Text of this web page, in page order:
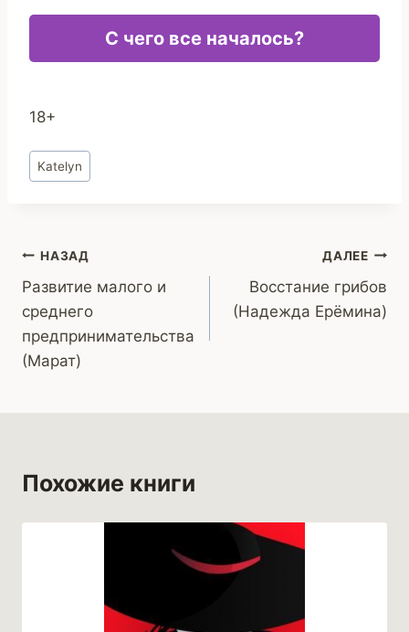
С чего все началось?
18+
Метки
записи:
Katelyn
Навигация
по
записям
НАЗАД
Развитие малого и
среднего
предпринимательства
(Марат)
ДАЛЕЕ
Восстание грибов
(Надежда Ерёмина)
Похожие книги